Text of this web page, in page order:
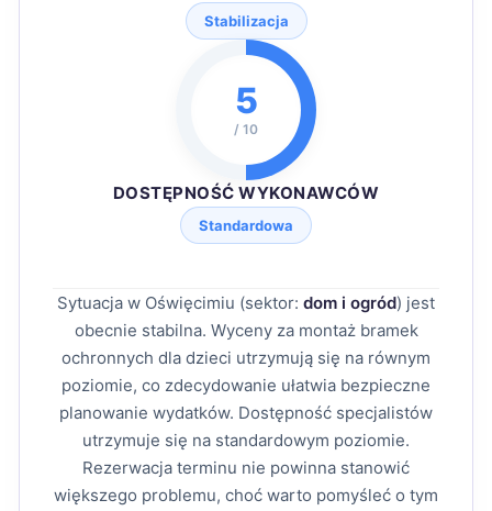
Stabilizacja
5
/ 10
DOSTĘPNOŚĆ WYKONAWCÓW
Standardowa
Sytuacja w Oświęcimiu (sektor: dom i ogród) jest
obecnie stabilna. Wyceny za montaż bramek
ochronnych dla dzieci utrzymują się na równym
poziomie, co zdecydowanie ułatwia bezpieczne
planowanie wydatków. Dostępność specjalistów
utrzymuje się na standardowym poziomie.
Rezerwacja terminu nie powinna stanowić
większego problemu, choć warto pomyśleć o tym